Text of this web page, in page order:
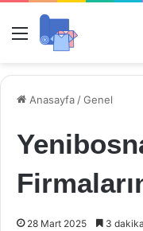
Menü
Anasayfa /Genel
28 Mart 2025 3